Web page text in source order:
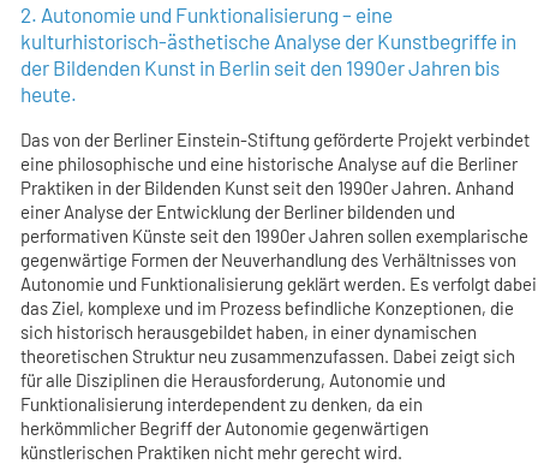
2. Autonomie und Funktionalisierung – eine
kulturhistorisch-ästhetische Analyse der Kunstbegriffe in
der Bildenden Kunst in Berlin seit den 1990er Jahren bis
heute.
Das von der Berliner Einstein-Stiftung geförderte Projekt verbindet
eine philosophische und eine historische Analyse auf die Berliner
Praktiken in der Bildenden Kunst seit den 1990er Jahren. Anhand
einer Analyse der Entwicklung der Berliner bildenden und
performativen Künste seit den 1990er Jahren sollen exemplarische
gegenwärtige Formen der Neuverhandlung des Verhältnisses von
Autonomie und Funktionalisierung geklärt werden. Es verfolgt dabei
das Ziel, komplexe und im Prozess befindliche Konzeptionen, die
sich historisch herausgebildet haben, in einer dynamischen
theoretischen Struktur neu zusammenzufassen. Dabei zeigt sich
für alle Disziplinen die Herausforderung, Autonomie und
Funktionalisierung interdependent zu denken, da ein
herkömmlicher Begriff der Autonomie gegenwärtigen
künstlerischen Praktiken nicht mehr gerecht wird.